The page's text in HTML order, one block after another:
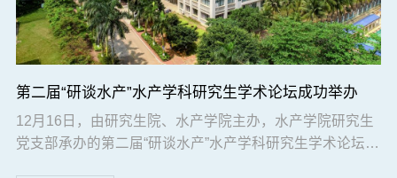
第二届“研谈水产”水产学科研究生学术论坛成功举办
12月16日，由研究生院、水产学院主办，水产学院研究生
党支部承办的第二届“研谈水产”水产学科研究生学术论坛在